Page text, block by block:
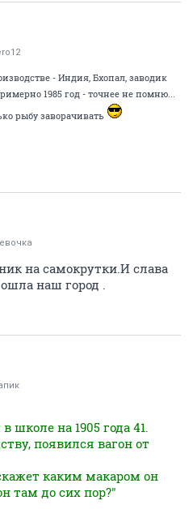
- Индия, Бхопал, заводик
1985 год - точнее не помню...
рыбу заворачивать
на самокрутки.И слава
наш город .
на 1905 года 41.
появился вагон от
каким макаром он
там до сих пор?"